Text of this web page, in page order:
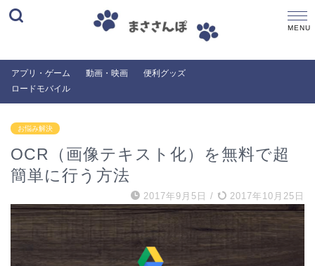
アプリ・ゲーム
ロードモバイル
動画・映画 便利グッズ
お悩み解決
OCR（画像テキスト化）を無料で超
簡単に行う方法
2017年9月5日 / 2017年10月25日